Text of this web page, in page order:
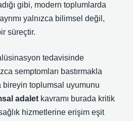
gibi, modern toplumlarda
yalnızca bilimsel değil,
süreçtir.
tedavisinde
semptomları bastırmakla
bireyin toplumsal uyumunu
adalet kavramı burada kritik
hizmetlerine erişim eşit